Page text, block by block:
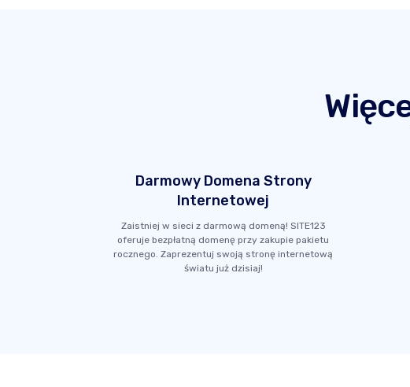
Darmowy Domena Strony
Internetowej
Zaistniej w sieci z darmową domeną! SITE123
oferuje bezpłatną domenę przy zakupie pakietu
rocznego. Zaprezentuj swoją stronę internetową
światu już dzisiaj!